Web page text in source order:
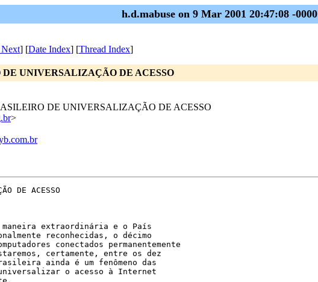
h.d.mabuse on 9 Mar 2001 20:47:08 -0000
] [Date Index] [Thread Index]
UNIVERSALIZAÇÃO DE ACESSO
DE UNIVERSALIZAÇÃO DE ACESSO
>
DE ACESSO
extraordinária e o País
reconhecidas, o décimo
conectados permanentemente
certamente, entre os dez
ainda é um fenômeno das
o acesso à Internet